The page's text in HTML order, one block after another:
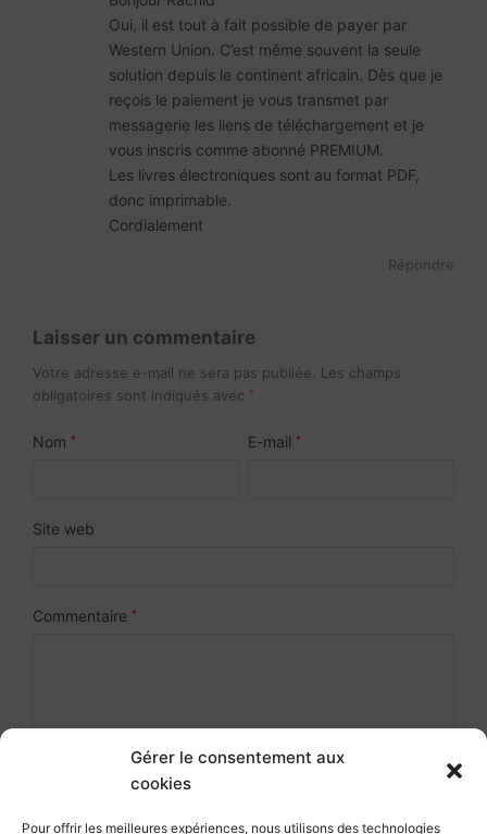
Gérer le consentement aux
cookies
Pour offrir les meilleures expériences, nous utilisons des technologies
Oui, il est tout à fait possible de payer par
Western Union. C’est même souvent la seule
solution depuis le continent africain. Dès que je
reçois le paiement je vous transmet par
messagerie les liens de téléchargement et je
vous inscris comme abonné PREMIUM.
Les livres électroniques sont au format PDF,
donc imprimable.
Cordialement
Répondre
Laisser un commentaire
Votre adresse e-mail ne sera pas publiée.
Les champs
obligatoires sont indiqués avec *
Nom * E-mail *
Site web
Commentaire *